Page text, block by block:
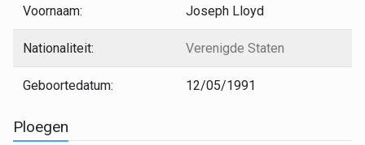
Voornaam: Joseph Lloyd
Nationaliteit: Verenigde Staten
Geboortedatum: 12/05/1991
Ploegen